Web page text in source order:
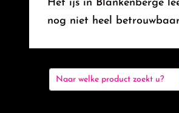
Het ijs in Blankenberge
nog niet heel